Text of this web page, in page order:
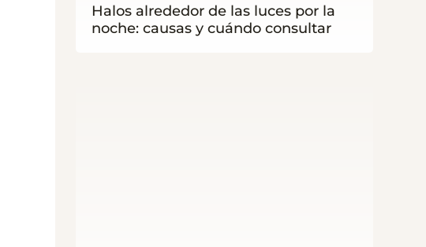
Halos alrededor de las luces por la
noche: causas y cuándo consultar